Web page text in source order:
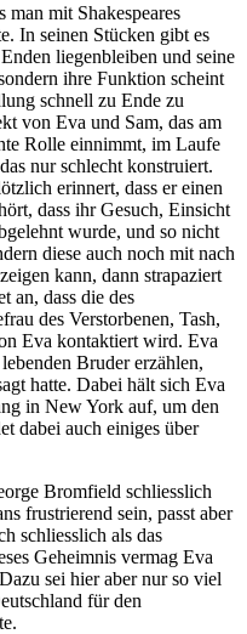
mit Shakespeares
In seinen Stücken gibt es
liegenbleiben und seine
ihre Funktion scheint
schnell zu Ende zu
von Eva und Sam, das am
Rolle einnimmt, im Laufe
nur schlecht konstruiert.
erinnert, dass er einen
dass ihr Gesuch, Einsicht
wurde, und so nicht
diese auch noch mit nach
kann, dann strapaziert
an, dass die des
des Verstorbenen, Tash,
Eva kontaktiert wird. Eva
Bruder erzählen,
hatte. Dabei hält sich Eva
in New York auf, um den
dabei auch einiges über
Bromfield schliesslich
frustrierend sein, passt aber
schliesslich als das
Geheimnis vermag Eva
sei hier aber nur so viel
für den